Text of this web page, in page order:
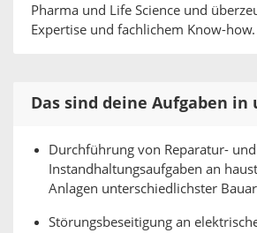
Pharma und Life Science und
Expertise und fachlichem Know-how.
Das sind deine Aufgaben in
Durchführung von Reparatur- und
Instandhaltungsaufgaben an
Anlagen unterschiedlichster
Störungsbeseitigung an